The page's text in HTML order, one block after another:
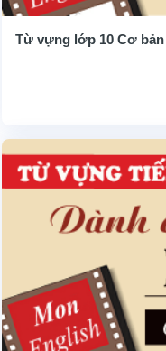
Từ vựng lớp 10 Cơ bản